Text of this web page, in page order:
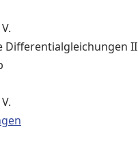
Differentialgleichungen II